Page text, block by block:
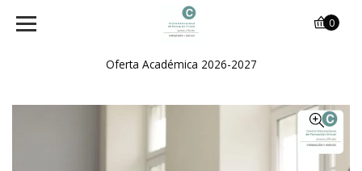
Oferta Académica 2026-2027
0